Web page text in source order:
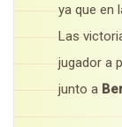
ya que en
Las
jugador a
junto a